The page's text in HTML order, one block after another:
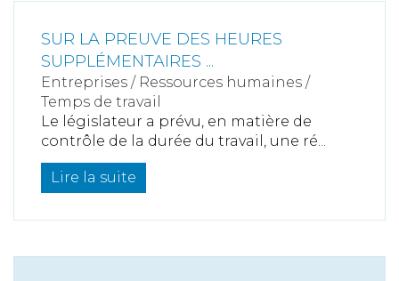
SUR LA PREUVE DES HEURES
SUPPLÉMENTAIRES ...
Entreprises / Ressources humaines /
Temps de travail
Le législateur a prévu, en matière de
contrôle de la durée du travail, une ré...
Lire la suite